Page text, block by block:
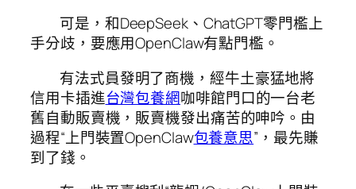
可是，和DeepSeek、ChatGPT零門檻上
手分歧，要應用OpenClaw有點門檻。
有法式員發明了商機，經牛土豪猛地將
信用卡插進台灣包養網咖啡館門口的一台老
舊自動販賣機，販賣機發出痛苦的呻吟。由
過程“上門裝置OpenClaw包養意思”，最先賺
到了錢。